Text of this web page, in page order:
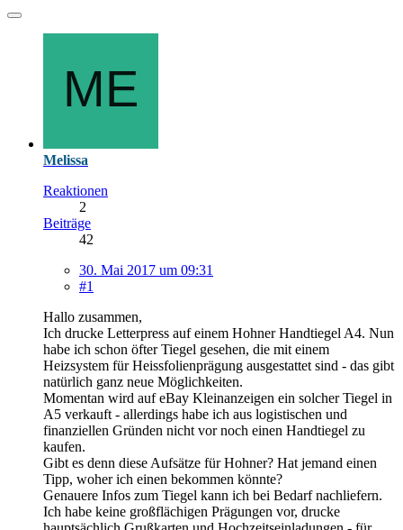
Melissa
Reaktionen
2
Beiträge
42
30. Mai 2017 um 09:31
#1
Hallo zusammen,
Ich drucke Letterpress auf einem Hohner Handtiegel A4. Nun
habe ich schon öfter Tiegel gesehen, die mit einem
Heizsystem für Heissfolienprägung ausgestattet sind - das gibt
natürlich ganz neue Möglichkeiten.
Momentan wird auf eBay Kleinanzeigen ein solcher Tiegel in
A5 verkauft - allerdings habe ich aus logistischen und
finanziellen Gründen nicht vor noch einen Handtiegel zu
kaufen.
Gibt es denn diese Aufsätze für Hohner? Hat jemand einen
Tipp, woher ich einen bekommen könnte?
Genauere Infos zum Tiegel kann ich bei Bedarf nachliefern.
Ich habe keine großflächigen Prägungen vor, drucke